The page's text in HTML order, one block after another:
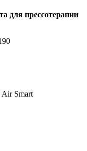
для прессотерапии
Air Smart